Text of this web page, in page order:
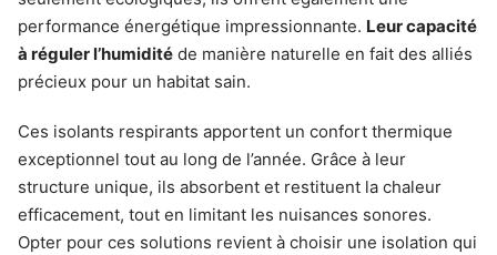
performance énergétique impressionnante. Leur capacité
à réguler l’humidité de manière naturelle en fait des alliés
précieux pour un habitat sain.
Ces isolants respirants apportent un confort thermique
exceptionnel tout au long de l’année. Grâce à leur
structure unique, ils absorbent et restituent la chaleur
efficacement, tout en limitant les nuisances sonores.
Opter pour ces solutions revient à choisir une isolation qui